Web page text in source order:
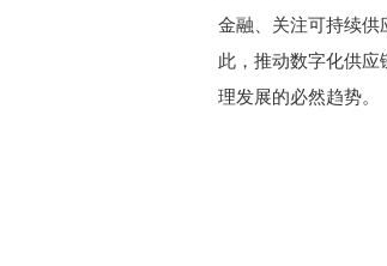
金融、关注可持续供
此，推动数字化供
理发展的必然趋势。